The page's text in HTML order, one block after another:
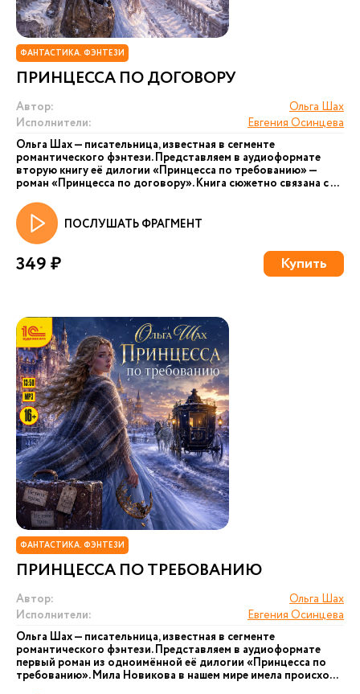
ФАНТАСТИКА. ФЭНТЕЗИ
ПРИНЦЕССА ПО ДОГОВОРУ
Автор:
Ольга Шах
Исполнители:
Евгения Осинцева
Ольга Шах — писательница, известная в сегменте
романтического фэнтези. Представляем в аудиоформате
вторую книгу её дилогии «Принцесса по требованию» —
роман «Принцесса по договору». Книга сюжетно связана с ...
ПОСЛУШАТЬ ФРАГМЕНТ
349 ₽ Купить
ФАНТАСТИКА. ФЭНТЕЗИ
ПРИНЦЕССА ПО ТРЕБОВАНИЮ
Автор:
Ольга Шах
Исполнители:
Евгения Осинцева
Ольга Шах — писательница, известная в сегменте
романтического фэнтези. Представляем в аудиоформате
первый роман из одноимённой её дилогии «Принцесса по
требованию». Мила Новикова в нашем мире имела происхо...